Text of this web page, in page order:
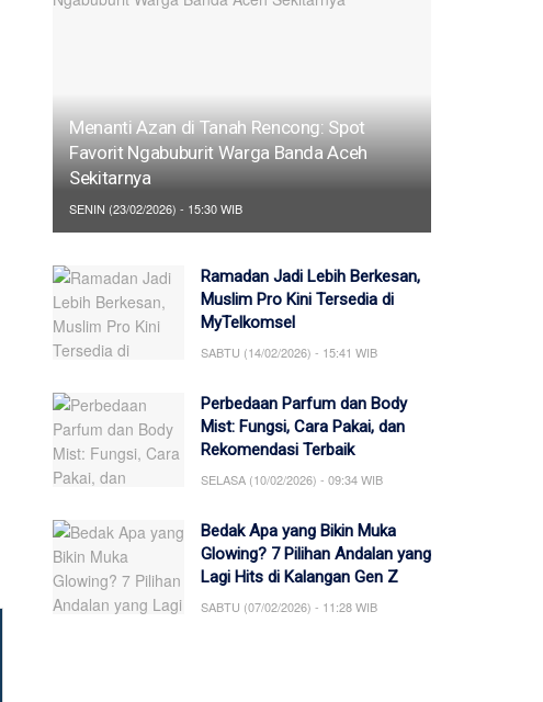
Menanti Azan di Tanah Rencong: Spot
Favorit Ngabuburit Warga Banda Aceh
Sekitarnya
SENIN (23/02/2026) - 15:30 WIB
Ramadan Jadi Lebih Berkesan,
Muslim Pro Kini Tersedia di
MyTelkomsel
SABTU (14/02/2026) - 15:41 WIB
Perbedaan Parfum dan Body
Mist: Fungsi, Cara Pakai, dan
Rekomendasi Terbaik
SELASA (10/02/2026) - 09:34 WIB
Bedak Apa yang Bikin Muka
Glowing? 7 Pilihan Andalan yang
Lagi Hits di Kalangan Gen Z
SABTU (07/02/2026) - 11:28 WIB